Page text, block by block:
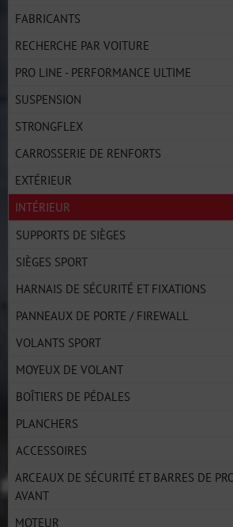
FABRICANTS
RECHERCHE PAR VOITURE
PRO LINE - PERFORMANCE ULTIME
SUSPENSION
STRONGFLEX
CARROSSERIE DE RENFORTS
EXTÉRIEUR
INTÉRIEUR
SUPPORTS DE SIÈGES
SIÈGES SPORT
HARNAIS DE SÉCURITÉ ET FIXATIONS
PANNEAUX DE PORTE / FIREWALL
VOLANTS SPORT
MOYEUX DE VOLANT
BOÎTIERS DE PÉDALES
PLANCHERS
ACCESSOIRES
ARCEAUX DE SÉCURITÉ ET BARRES DE
AVANT
MOTEUR